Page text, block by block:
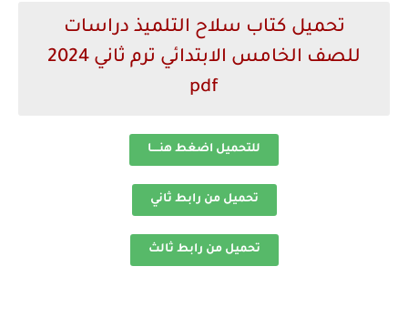
تحميل كتاب سلاح التلميذ دراسات
للصف الخامس الابتدائي ترم ثاني 2024
pdf
للتحميل اضغط هنــــا
تحميل من رابط ثاني
تحميل من رابط ثالث